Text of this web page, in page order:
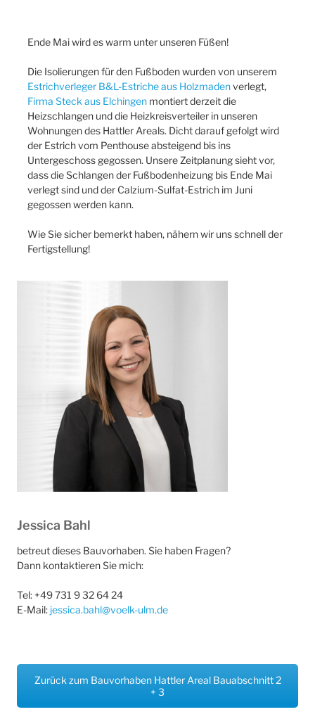
Ende Mai wird es warm unter unseren Füßen!
Die Isolierungen für den Fußboden wurden von unserem
Estrichverleger B&L-Estriche aus Holzmadenverlegt,
Firma Steck aus Elchingen montiert derzeit die
Heizschlangen und die Heizkreisverteiler in unseren
Wohnungen des Hattler Areals. Dicht darauf gefolgt wird
der Estrich vom Penthouse absteigend bis ins
Untergeschoss gegossen. Unsere Zeitplanung sieht vor,
dass die Schlangen der Fußbodenheizung bis Ende Mai
verlegt sind und der Calzium-Sulfat-Estrich im Juni
gegossen werden kann.
Wie Sie sicher bemerkt haben, nähern wir uns schnell der
Fertigstellung!
Jessica Bahl
betreut dieses Bauvorhaben. Sie haben Fragen?
Dann kontaktieren Sie mich:
Tel: +49 731 9 32 64 24
E-Mail: jessica.bahl@voelk-ulm.de
Zurück zum Bauvorhaben Hattler Areal Bauabschnitt 2
+ 3